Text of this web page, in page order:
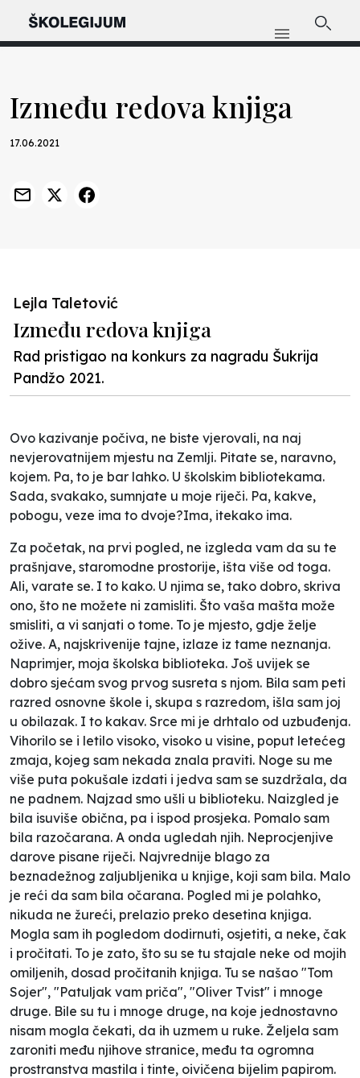
Između redova knjiga
17.06.2021
Lejla Taletović
Između redova knjiga
Rad pristigao na konkurs za nagradu Šukrija
Pandžo 2021.
Ovo kazivanje počiva, ne biste vjerovali, na naj
nevjerovatnijem mjestu na Zemlji. Pitate se, naravno,
kojem. Pa, to je bar lahko. U školskim bibliotekama.
Sada, svakako, sumnjate u moje riječi. Pa, kakve,
pobogu, veze ima to dvoje?Ima, itekako ima.
Za početak, na prvi pogled, ne izgleda vam da su te
prašnjave, staromodne prostorije, išta više od toga.
Ali, varate se. I to kako. U njima se, tako dobro, skriva
ono, što ne možete ni zamisliti. Što vaša mašta može
smisliti, a vi sanjati o tome. To je mjesto, gdje želje
ožive. A, najskrivenije tajne, izlaze iz tame neznanja.
Naprimjer, moja školska biblioteka. Još uvijek se
dobro sjećam svog prvog susreta s njom. Bila sam peti
razred osnovne škole i, skupa s razredom, išla sam joj
u obilazak. I to kakav. Srce mi je drhtalo od uzbuđenja.
Vihorilo se i letilo visoko, visoko u visine, poput letećeg
zmaja, kojeg sam nekada znala praviti. Noge su me
više puta pokušale izdati i jedva sam se suzdržala, da
ne padnem. Najzad smo ušli u biblioteku. Naizgled je
bila isuviše obična, pa i ispod prosjeka. Pomalo sam
bila razočarana. A onda ugledah njih. Neprocjenjive
darove pisane riječi. Najvrednije blago za
beznadežnog zaljubljenika u knjige, koji sam bila. Malo
je reći da sam bila očarana. Pogled mi je polahko,
nikuda ne žureći, prelazio preko desetina knjiga.
Mogla sam ih pogledom dodirnuti, osjetiti, a neke, čak
i pročitati. To je zato, što su se tu stajale neke od mojih
omiljenih, dosad pročitanih knjiga. Tu se našao "Tom
Sojer", "Patuljak vam priča", "Oliver Tvist" i mnoge
druge. Bile su tu i mnoge druge, na koje jednostavno
nisam mogla čekati, da ih uzmem u ruke. Željela sam
zaroniti među njihove stranice, među ta ogromna
prostranstva mastila i tinte, oivičena bijelim papirom.